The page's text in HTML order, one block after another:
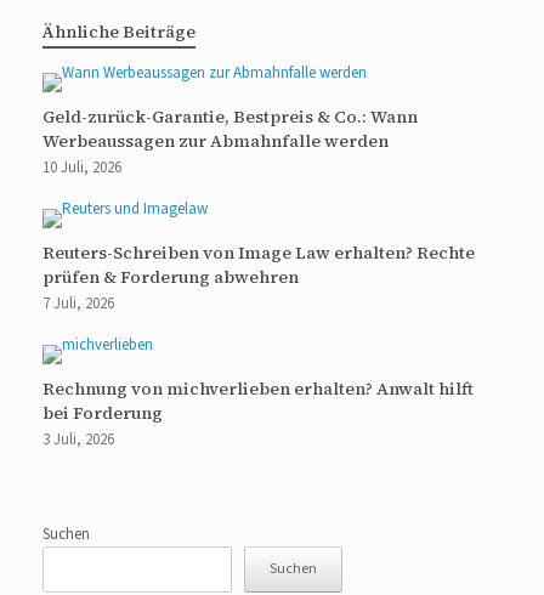
Ähnliche Beiträge
Geld-zurück-Garantie, Bestpreis & Co.: Wann
Werbeaussagen zur Abmahnfalle werden
10 Juli, 2026
Reuters-Schreiben von Image Law erhalten? Rechte
prüfen & Forderung abwehren
7 Juli, 2026
Rechnung von michverlieben erhalten? Anwalt hilft
bei Forderung
3 Juli, 2026
Suchen
Suchen